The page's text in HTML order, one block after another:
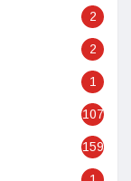
2
2
1
107
159